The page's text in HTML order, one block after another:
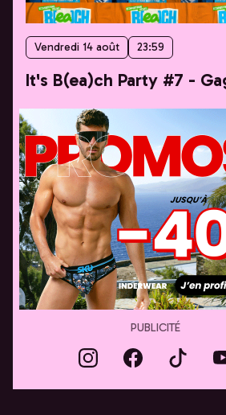
Vendredi 14 août 23:59
PUBLICITÉ